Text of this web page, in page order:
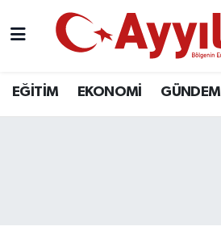
EĞİTİM EKONOMİ GÜNDEM